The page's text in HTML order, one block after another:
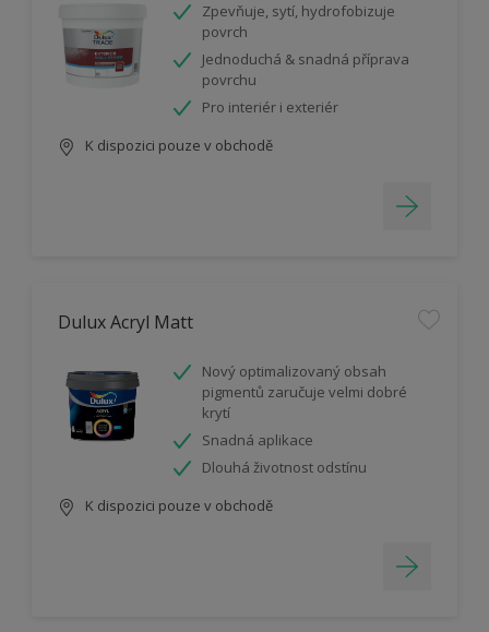
Zpevňuje, sytí, hydrofobizuje
povrch
Jednoduchá & snadná příprava
povrchu
Pro interiér i exteriér
K dispozici pouze v obchodě
Dulux Acryl Matt
Nový optimalizovaný obsah
pigmentů zaručuje velmi dobré
krytí
Snadná aplikace
Dlouhá životnost odstínu
K dispozici pouze v obchodě